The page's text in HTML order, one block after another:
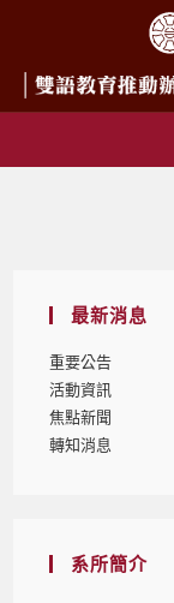
最新消息
重要公告
活動資訊
焦點新聞
轉知消息
系所簡介